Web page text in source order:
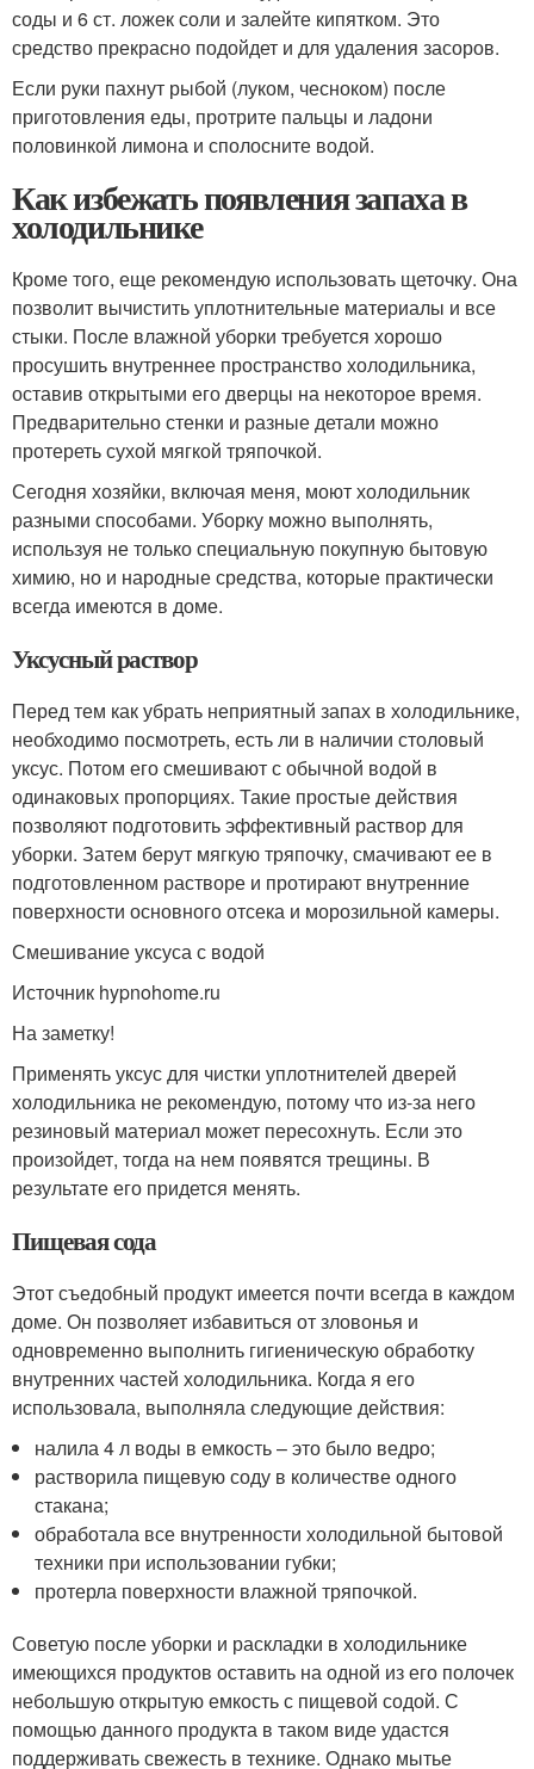
соды и 6 ст. ложек соли и залейте кипятком. Это
средство прекрасно подойдет и для удаления засоров.
Если руки пахнут рыбой (луком, чесноком) после
приготовления еды, протрите пальцы и ладони
половинкой лимона и сполосните водой.
Как избежать появления запаха в
холодильнике
Кроме того, еще рекомендую использовать щеточку. Она
позволит вычистить уплотнительные материалы и все
стыки. После влажной уборки требуется хорошо
просушить внутреннее пространство холодильника,
оставив открытыми его дверцы на некоторое время.
Предварительно стенки и разные детали можно
протереть сухой мягкой тряпочкой.
Сегодня хозяйки, включая меня, моют холодильник
разными способами. Уборку можно выполнять,
используя не только специальную покупную бытовую
химию, но и народные средства, которые практически
всегда имеются в доме.
Уксусный раствор
Перед тем как убрать неприятный запах в холодильнике,
необходимо посмотреть, есть ли в наличии столовый
уксус. Потом его смешивают с обычной водой в
одинаковых пропорциях. Такие простые действия
позволяют подготовить эффективный раствор для
уборки. Затем берут мягкую тряпочку, смачивают ее в
подготовленном растворе и протирают внутренние
поверхности основного отсека и морозильной камеры.
Смешивание уксуса с водой
Источник hypnohome.ru
На заметку!
Применять уксус для чистки уплотнителей дверей
холодильника не рекомендую, потому что из-за него
резиновый материал может пересохнуть. Если это
произойдет, тогда на нем появятся трещины. В
результате его придется менять.
Пищевая сода
Этот съедобный продукт имеется почти всегда в каждом
доме. Он позволяет избавиться от зловонья и
одновременно выполнить гигиеническую обработку
внутренних частей холодильника. Когда я его
использовала, выполняла следующие действия:
налила 4 л воды в емкость – это было ведро;
растворила пищевую соду в количестве одного
стакана;
обработала все внутренности холодильной бытовой
техники при использовании губки;
протерла поверхности влажной тряпочкой.
Советую после уборки и раскладки в холодильнике
имеющихся продуктов оставить на одной из его полочек
небольшую открытую емкость с пищевой содой. С
помощью данного продукта в таком виде удастся
поддерживать свежесть в технике. Однако мытье